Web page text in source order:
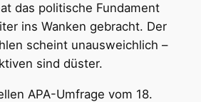
das politische Fundament
ins Wanken gebracht. Der
scheint unausweichlich –
sind düster.
APA-Umfrage vom 18.